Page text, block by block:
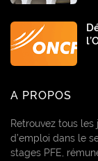
A PROPOS
Retrouvez tous
d’emploi dans le
stages PFE,